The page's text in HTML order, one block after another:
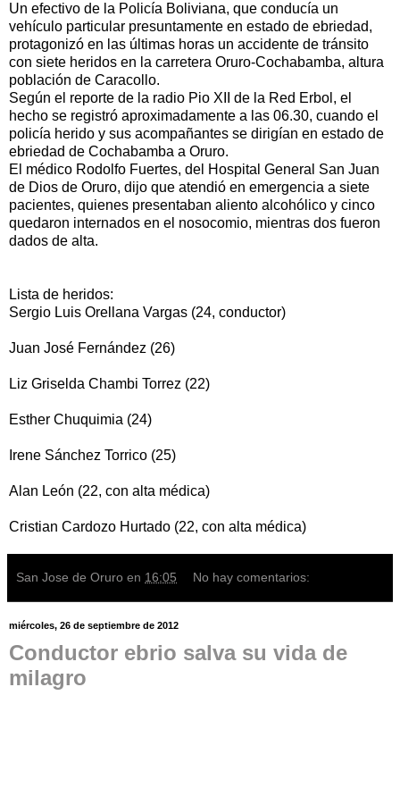
Un efectivo de la Policía Boliviana, que conducía un
vehículo particular presuntamente en estado de ebriedad,
protagonizó en las últimas horas un accidente de tránsito
con siete heridos en la carretera Oruro-Cochabamba, altura
población de Caracollo.
Según el reporte de la radio Pio XII de la Red Erbol, el
hecho se registró aproximadamente a las 06.30, cuando el
policía herido y sus acompañantes se dirigían en estado de
ebriedad de Cochabamba a Oruro.
El médico Rodolfo Fuertes, del Hospital General San Juan
de Dios de Oruro, dijo que atendió en emergencia a siete
pacientes, quienes presentaban aliento alcohólico y cinco
quedaron internados en el nosocomio, mientras dos fueron
dados de alta.
Lista de heridos:
Sergio Luis Orellana Vargas (24, conductor)
Juan José Fernández (26)
Liz Griselda Chambi Torrez (22)
Esther Chuquimia (24)
Irene Sánchez Torrico (25)
Alan León (22, con alta médica)
Cristian Cardozo Hurtado (22, con alta médica)
San Jose de Oruro en 16:05 No hay comentarios:
miércoles, 26 de septiembre de 2012
Conductor ebrio salva su vida de
milagro